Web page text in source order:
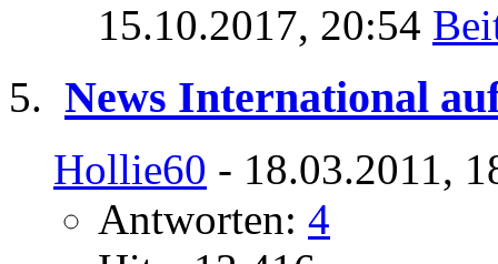
15.10.2017, 20:54
News International
Hollie60 - 18.03.2011,
Antworten: 4